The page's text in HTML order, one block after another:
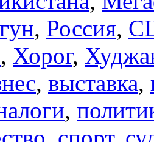
, Россия,
, Хорог,
, выставка,
,